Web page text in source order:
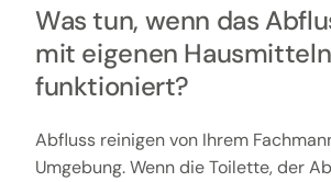
Was tun, wenn das
mit eigenen
funktioniert?
Abfluss reinigen von Ihrem
Umgebung. Wenn die Toilette, der